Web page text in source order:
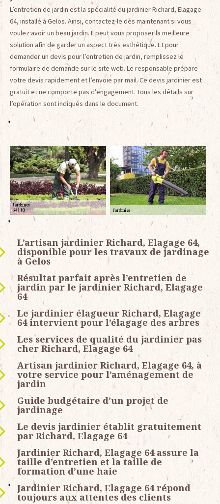
L’entretien de jardin est la spécialité du jardinier Richard, Elagage
64, installé à Gelos. Ainsi, contactez-le dès maintenant si vous
voulez avoir un beau jardin. Il peut vous proposer la meilleure
solution afin de garder un aspect très esthétique. Et pour
demander un devis pour l’entretien de jardin, remplissez le
formulaire de demande sur le site web. Le responsable prépare
votre devis rapidement et l’envoie par mail. Ce devis jardinier est
gratuit et ne comporte pas d’engagement. Tous les détails sur
l’opération sont indiqués dans le document.
L’artisan jardinier Richard, Elagage 64,
disponible pour les travaux de jardinage
à Gelos
Résultat parfait après l’entretien de
jardin par le jardinier Richard, Elagage
64
Le jardinier élagueur Richard, Elagage
64 intervient pour l’élagage des arbres
Les services de qualité du jardinier pas
cher Richard, Elagage 64
Artisan jardinier Richard, Elagage 64, à
votre service pour l’aménagement de
jardin
Guide budgétaire d’un projet de
jardinage
Le devis jardinier établit gratuitement
par Richard, Elagage 64
Jardinier Richard, Elagage 64 assure la
taille d’entretien et la taille de
formation d’une haie
Jardinier Richard, Elagage 64 répond
toujours aux attentes des clients